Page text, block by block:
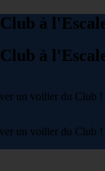
à
à
un voilier du Club !
un voilier du Club !